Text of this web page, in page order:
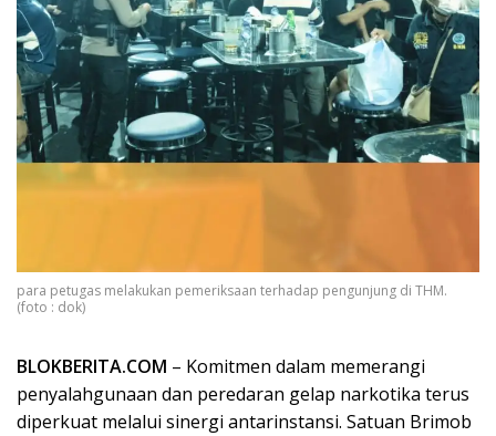
para petugas melakukan pemeriksaan terhadap pengunjung di THM.
(foto : dok)
BLOKBERITA.COM – Komitmen dalam memerangi
penyalahgunaan dan peredaran gelap narkotika terus
diperkuat melalui sinergi antarinstansi. Satuan Brimob